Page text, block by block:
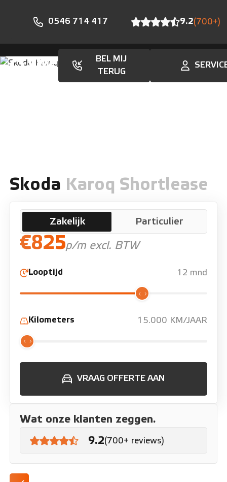
0546 714 417 9.2(700+)
BEL MIJ
TERUG
Skoda Karoq Shortlease
Zakelijk Particulier
€825p/m excl. BTW
Looptijd 12 mnd
Kilometers 15.000 KM/JAAR
VRAAG OFFERTE AAN
Wat onze klanten zeggen.
9.2(700+ reviews)